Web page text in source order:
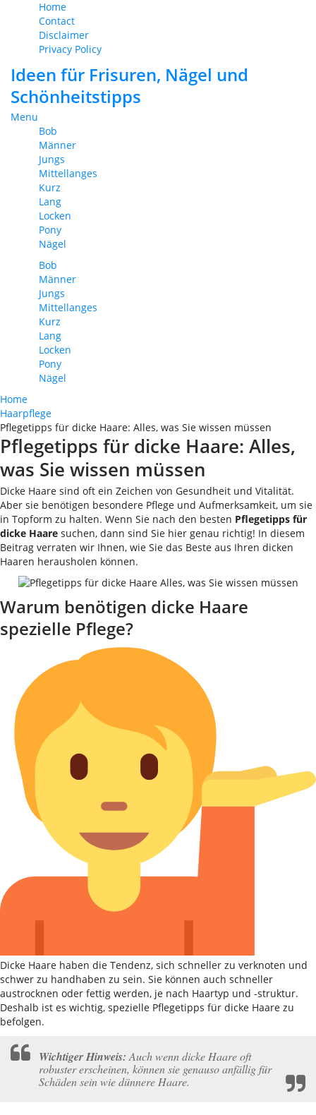
Home
Contact
Disclaimer
Privacy Policy
Ideen für Frisuren, Nägel und
Schönheitstipps
Menu
Bob
Männer
Jungs
Mittellanges
Kurz
Lang
Locken
Pony
Nägel
Bob
Männer
Jungs
Mittellanges
Kurz
Lang
Locken
Pony
Nägel
Home
Haarpflege
Pflegetipps für dicke Haare: Alles, was Sie wissen müssen
Pflegetipps für dicke Haare: Alles,
was Sie wissen müssen
Dicke Haare sind oft ein Zeichen von Gesundheit und Vitalität.
Aber sie benötigen besondere Pflege und Aufmerksamkeit, um sie
in Topform zu halten. Wenn Sie nach den besten Pflegetipps für
dicke Haare suchen, dann sind Sie hier genau richtig! In diesem
Beitrag verraten wir Ihnen, wie Sie das Beste aus Ihren dicken
Haaren herausholen können.
Warum benötigen dicke Haare
spezielle Pflege?
Dicke Haare haben die Tendenz, sich schneller zu verknoten und
schwer zu handhaben zu sein. Sie können auch schneller
austrocknen oder fettig werden, je nach Haartyp und -struktur.
Deshalb ist es wichtig, spezielle Pflegetipps für dicke Haare zu
befolgen.
Wichtiger Hinweis: Auch wenn dicke Haare oft
robuster erscheinen, können sie genauso anfällig für
Schäden sein wie dünnere Haare.